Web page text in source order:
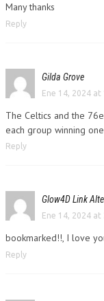
Many thanks
Reply
Gilda Grove
Ene 14, 2024 at
The Celtics and the
each group winning
Reply
Glow4D Link
Ene 14, 2024 at
bookmarked!!, I love
Reply